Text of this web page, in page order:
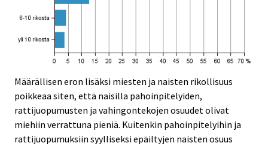
Määrällisen eron lisäksi miesten ja naisten rikollisuus
poikkeaa siten, että naisilla pahoinpitelyiden,
rattijuopumusten ja vahingontekojen osuudet olivat
miehiin verrattuna pieniä. Kuitenkin pahoinpitelyihin ja
rattijuopumuksiin syylliseksi epäiltyjen naisten osuus